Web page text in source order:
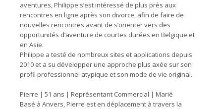
aventures, Philippe s’est intéressé de plus près aux
rencontres en ligne après son divorce, afin de faire de
nouvelles rencontres avant de s’orienter vers des
opportunités d’aventure de courtes durées en Belgique et
en Asie.
Philippe a testé de nombreux sites et applications depuis
2010 et a su développer une approche plus axée sur son
profil professionnel atypique et son mode de vie original.
Pierre | 51 ans | Représentant Commercial | Marié
Basé à Anvers, Pierre est en déplacement à travers la